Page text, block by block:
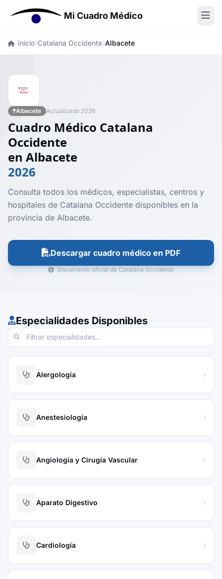
Mi Cuadro Médico
Inicio Catalana Occidente Albacete
Albacete Actualizado 2026
Cuadro Médico Catalana
Occidente
en Albacete
2026
Consulta todos los médicos, especialistas, centros y
hospitales de Catalana Occidente disponibles en la
provincia de Albacete.
Descargar cuadro médico en PDF
Documento oficial de Catalana Occidente
Especialidades Disponibles
Alergología
Anestesiología
Angiología y Cirugía Vascular
Aparato Digestivo
Cardiología